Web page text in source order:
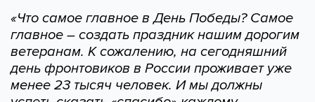
«Что самое главное в День Победы? Самое
главное – создать праздник нашим дорогим
ветеранам. К сожалению, на сегодняшний
день фронтовиков в России проживает уже
менее 23 тысяч человек. И мы должны